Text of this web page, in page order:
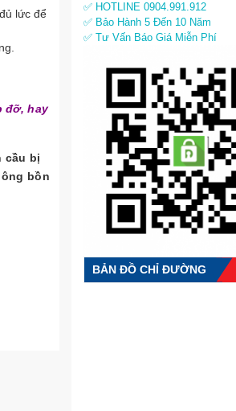
lức để
đỡ, hay
cầu bị
bồn
✅ HOTLINE 0904.991.912
✅ Bảo Hành 5 Đến 10 Năm
✅ Tư Vấn Báo Giá Miễn Phí
BẢN ĐỒ CHỈ ĐƯỜNG